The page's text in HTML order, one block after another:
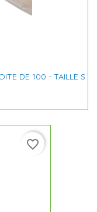
DE 100 - TAILLE S
favorite_border